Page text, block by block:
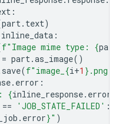
:
part. text)
inline_data :
f"Image mime type: {part
= part.as_image()
save(f"image_ {i+1 } .png"
. error :
{inline_response. error
== 'JOB_STATE_FAILED' :
. error}" )